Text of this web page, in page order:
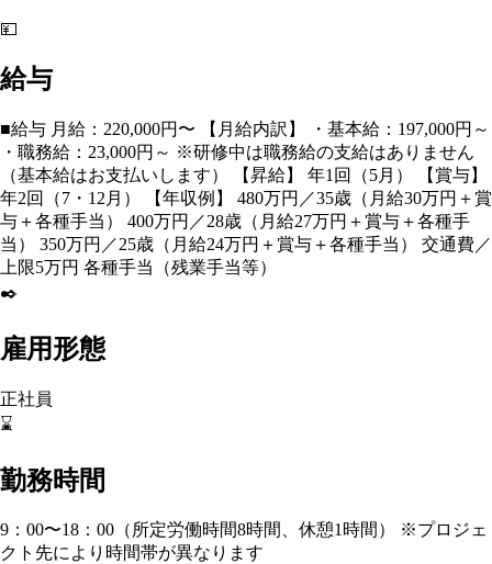
💴
給与
■給与 月給：220,000円〜 【月給内訳】 ・基本給：197,000円～
・職務給：23,000円～ ※研修中は職務給の支給はありません
（基本給はお支払いします） 【昇給】 年1回（5月） 【賞与】
年2回（7・12月） 【年収例】 480万円／35歳（月給30万円＋賞
与＋各種手当） 400万円／28歳（月給27万円＋賞与＋各種手
当） 350万円／25歳（月給24万円＋賞与＋各種手当） 交通費／
上限5万円 各種手当（残業手当等）
✒️
雇用形態
正社員
⌛
勤務時間
9：00〜18：00（所定労働時間8時間、休憩1時間） ※プロジェ
クト先により時間帯が異なります